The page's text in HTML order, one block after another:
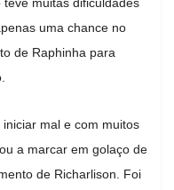
uma chance no
de Raphinha para
mal e com muitos
a marcar em golaço de
de Richarlison. Foi